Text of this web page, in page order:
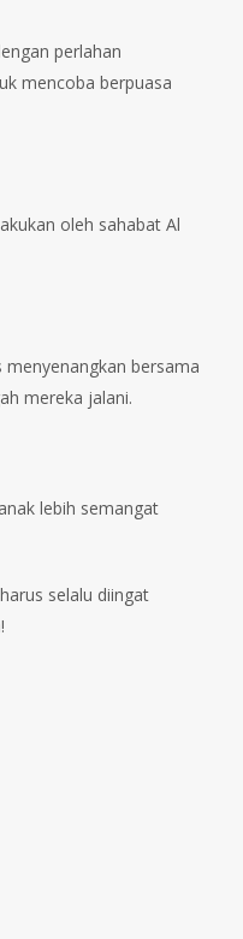
perlahan
mencoba berpuasa
oleh sahabat Al
bersama
mereka jalani.
lebih semangat
selalu diingat